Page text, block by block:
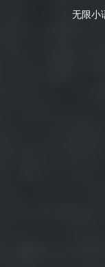
无限小